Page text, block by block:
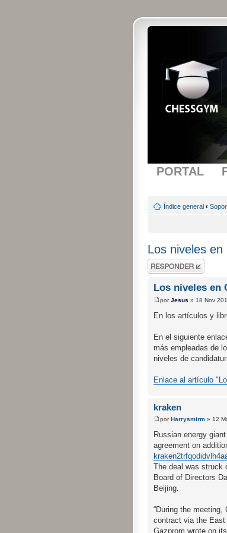
PORTAL
Índice general ‹
Los niveles en
Publicar una
respuesta
Los niveles en
porJesus » 18 Nov
En los artículos y
En el siguiente
más empleadas de
niveles de
Enlace al artículo
kraken
porHarrysmirm » 12
Russian energy
agreement on
The deal was struck
Board of Directors
Beijing.
“During the
contract via the East
Gazprom wrote on